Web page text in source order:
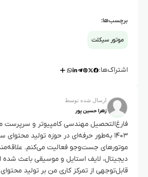
برچسب‌ها:
موتور سیکلت
اشتراک‌ها:
ارسال شده توسط
زهرا حسین پور
فارغ‌التحصیل مهندسی کامپیوتر و سرپرست
۱۴۰۳ به‌طور حرفه‌ای در حوزه تولید
موتورهای جست‌وجو فعالیت می‌کنم.
دیجیتال، لایف استایل و موسیقی باعث
قابل‌توجهی از تمرکز کاری من بر تولید